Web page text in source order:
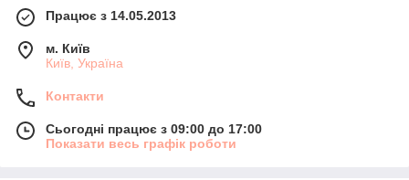
Працює з 14.05.2013
м. Київ
Київ, Україна
Контакти
Сьогодні працює з 09:00 до 17:00
Показати весь графік роботи